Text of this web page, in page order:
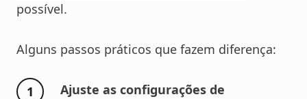
possível.
Alguns passos práticos que fazem diferença:
Ajuste as configurações de